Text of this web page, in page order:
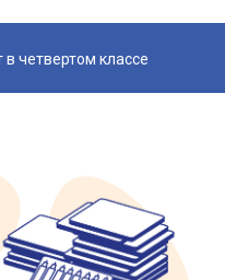
четвертом классе